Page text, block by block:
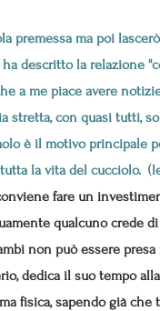
premessa ma poi
descritto la relazione
a me piace avere
stretta, con quasi tutti,
è il motivo principale
la vita del cucciolo.
fare un
qualcuno crede
non può essere
dedica il suo tempo
fisica, sapendo già